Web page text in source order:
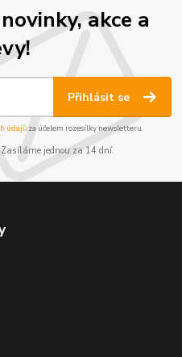
akce a
Přihlásit se
údajůza účelem rozesílky newsletteru.
jednou za 14 dní.